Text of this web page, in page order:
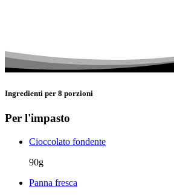
Ingredienti per 8 porzioni
Per l'impasto
Cioccolato fondente
90g
Panna fresca